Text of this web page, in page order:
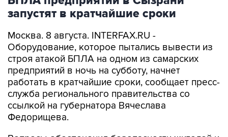
Москва. 8 августа. INTERFAX.RU -
строя атакой БПЛА на одном из самарских
предприятий в ночь на субботу, начнет
работать в кратчайшие сроки, сообщает пресс-
служба регионального правительства со
ссылкой на губернатора Вячеслава
Федорищева.
Вопросы обеспечения безопасности жителей и